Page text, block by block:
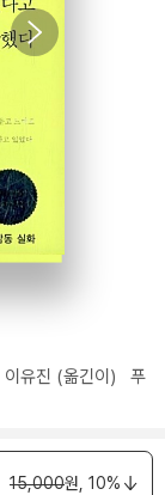
이유진 (옮긴이) 푸
15,000원, 10%